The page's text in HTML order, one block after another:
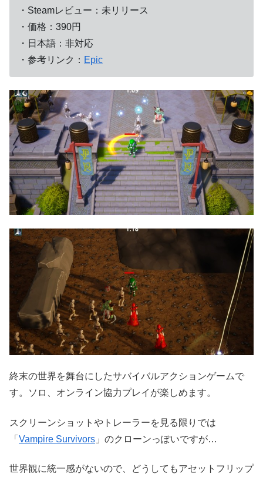
・Steamレビュー：未リリース
・価格：390円
・日本語：非対応
・参考リンク： Epic
終末の世界を舞台にしたサバイバルアクションゲームで
す。ソロ、オンライン協力プレイが楽しめます。
スクリーンショットやトレーラーを見る限りでは
「 Vampire Survivors 」のクローンっぽいですが…
世界観に統一感がないので、どうしてもアセットフリップ